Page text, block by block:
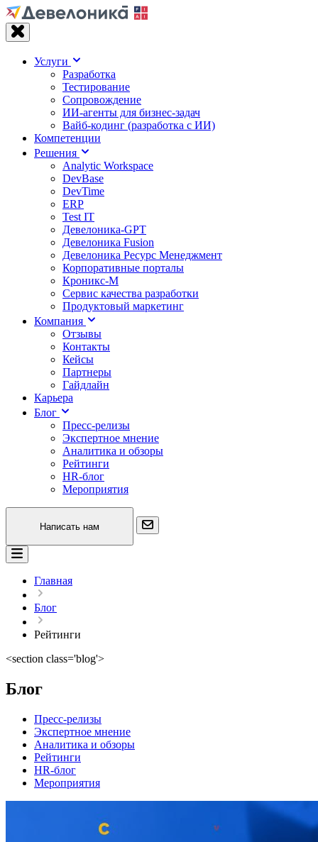
Услуги
Разработка
Тестирование
Сопровождение
ИИ-агенты для бизнес-задач
Вайб‑кодинг (разработка с ИИ)
Компетенции
Решения
Analytic Workspace
DevBase
DevTime
ERP
Test IT
Девелоника-GPT
Девелоника Fusion
Девелоника Ресурс Менеджмент
Корпоративные порталы
Кроникс-М
Сервис качества разработки
Продуктовый маркетинг
Компания
Отзывы
Контакты
Кейсы
Партнеры
Гайдлайн
Карьера
Блог
Пресс-релизы
Экспертное мнение
Аналитика и обзоры
Рейтинги
HR-блог
Мероприятия
Написать нам
Главная
Блог
Рейтинги
<section class='blog'>
Блог
Пресс-релизы
Экспертное мнение
Аналитика и обзоры
Рейтинги
HR-блог
Мероприятия